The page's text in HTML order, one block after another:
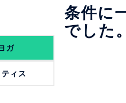
ガ
ィス
条件に
でした。